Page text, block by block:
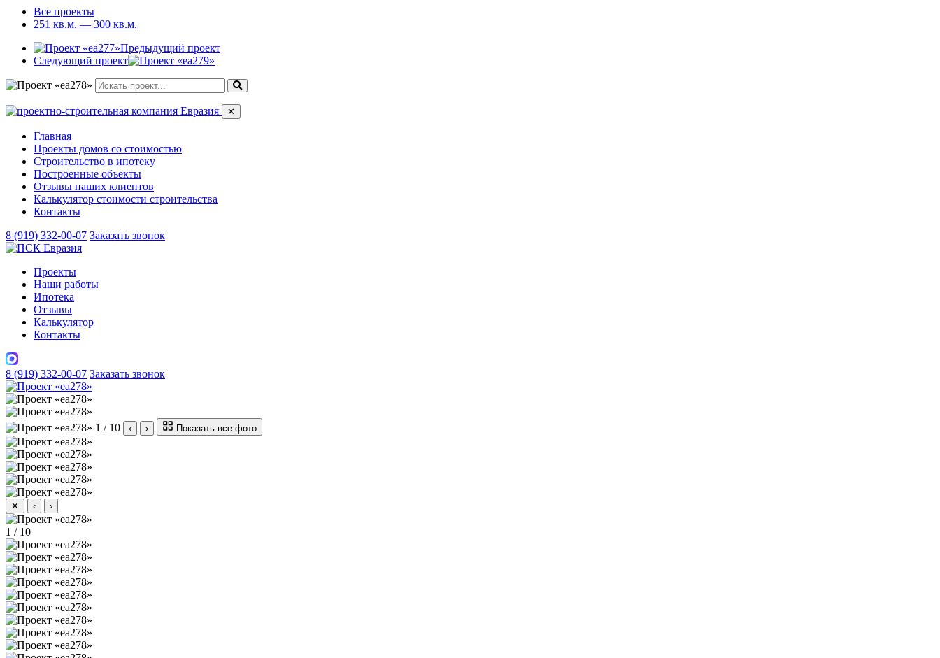
Все проекты
251 кв.м. — 300 кв.м.
Предыдущий проект
Следующий проект
✕
Главная
Проекты домов со стоимостью
Строительство в ипотеку
Построенные объекты
Отзывы наших клиентов
Калькулятор стоимости строительства
Контакты
8 (919) 332-00-07 Заказать звонок
Проекты
Наши работы
Ипотека
Отзывы
Калькулятор
Контакты
8 (919) 332-00-07 Заказать звонок
1 / 10 ‹ › Показать все фото
✕ ‹ ›
1 / 10